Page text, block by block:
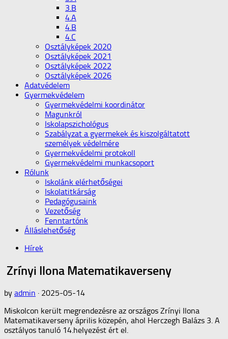
3.B
4.A
4.B
4.C
Osztályképek 2020
Osztályképek 2021
Osztályképek 2022
Osztályképek 2026
Adatvédelem
Gyermekvédelem
Gyermekvédelmi koordinátor
Magunkról
Iskolapszichológus
Szabályzat a gyermekek és kiszolgáltatott
személyek védelmére
Gyermekvédelmi protokoll
Gyermekvédelmi munkacsoport
Rólunk
Iskolánk elérhetőségei
Iskolatitkárság
Pedagógusaink
Vezetőség
Fenntartónk
Álláslehetőség
Hírek
Zrínyi Ilona Matematikaverseny
by admin · 2025-05-14
Miskolcon került megrendezésre az országos Zrínyi Ilona
Matematikaverseny április közepén, ahol Herczegh Balázs 3. A
osztályos tanuló 14.helyezést ért el.